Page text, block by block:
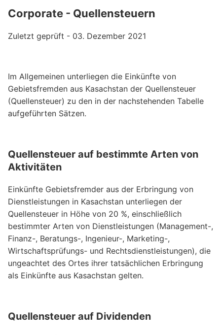
Corporate - Quellensteuern
Zuletzt geprüft - 03. Dezember 2021
Im Allgemeinen unterliegen die Einkünfte von
Gebietsfremden aus Kasachstan der Quellensteuer
(Quellensteuer) zu den in der nachstehenden Tabelle
aufgeführten Sätzen.
Quellensteuer auf bestimmte Arten von
Aktivitäten
Einkünfte Gebietsfremder aus der Erbringung von
Dienstleistungen in Kasachstan unterliegen der
Quellensteuer in Höhe von 20 %, einschließlich
bestimmter Arten von Dienstleistungen (Management-,
Finanz-, Beratungs-, Ingenieur-, Marketing-,
Wirtschaftsprüfungs- und Rechtsdienstleistungen), die
ungeachtet des Ortes ihrer tatsächlichen Erbringung
als Einkünfte aus Kasachstan gelten.
Quellensteuer auf Dividenden